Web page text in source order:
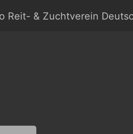
Reit- & Zuchtverein